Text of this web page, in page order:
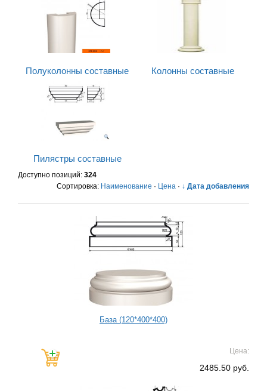
Полуколонны составные Колонны составные
Пилястры составные
Доступно позиций: 324
Сортировка: Наименование · Цена · ↓ Дата добавления
База (120*400*400)
Цена:
2485.50 руб.